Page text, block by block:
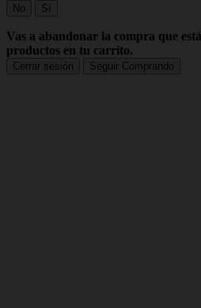
No
Sí
Vas a abandonar la compra que
productos en tu carrito.
Cerrar sesión Seguir Comprando